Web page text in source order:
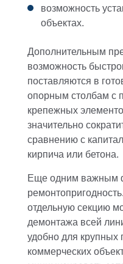
возможность
объектах.
Дополнительным
возможность
поставляются в
опорным столбам с
крепежных
значительно
сравнению с
кирпича или бетона.
Еще одним важным
отдельную секцию
демонтажа всей
удобно для
коммерческих